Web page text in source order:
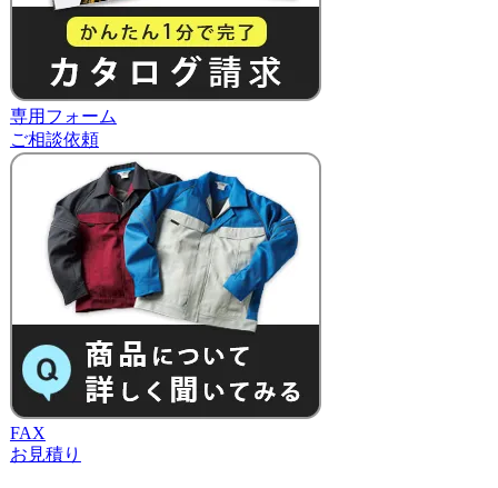
専用フォーム
ご相談依頼
FAX
お見積り